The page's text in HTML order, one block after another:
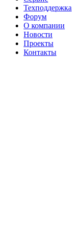
Техподдержка
Форум
О компании
Новости
Проекты
Контакты